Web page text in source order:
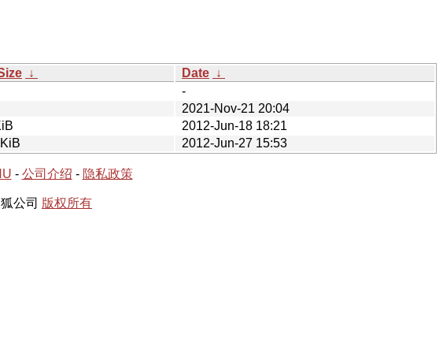
↓ Date ↓
-
2021-Nov-21 20:04
2012-Jun-18 18:21
2012-Jun-27 15:53
- 公司介绍 - 隐私政策
公司 版权所有